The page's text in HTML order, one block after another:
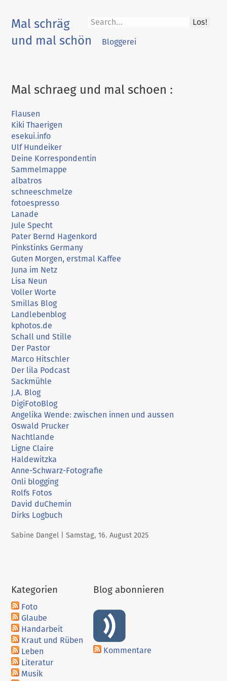
content
Los!
Mal schräg
und mal schön
Bloggerei
Mal schraeg und mal schoen :
Flausen
Kiki Thaerigen
esekui.info
Ulf Hundeiker
Deine Korrespondentin
Sammelmappe
albatros
schneeschmelze
fotoespresso
Lanade
Jule Specht
Pater Bernd Hagenkord
Pinkstinks Germany
Guten Morgen, erstmal Kaffee
Juna im Netz
Lisa Neun
Voller Worte
Smillas Blog
Landlebenblog
kphotos.de
Schall und Stille
Der Pastor
Marco Hitschler
Der lila Podcast
Sackmühle
J.A. Blog
DigiFotoBlog
Angelika Wende: zwischen innen und aussen
Oswald Prucker
Nachtlande
Ligne Claire
Haldewitzka
Anne-Schwarz-Fotografie
Onli blogging
Rolfs Fotos
David duChemin
Dirks Logbuch
Geschrieben
Sabine Dangel |am
Samstag, 16. August 2025
Kategorien
Foto
Glaube
Handarbeit
Kraut und Rüben
Leben
Literatur
Musik
Blog abonnieren
Kommentare